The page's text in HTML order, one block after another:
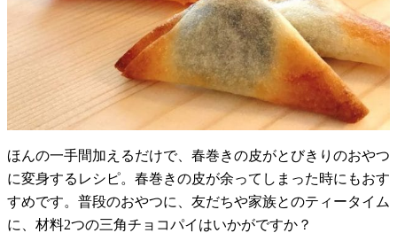
ほんの一手間加えるだけで、春巻きの皮がとびきりのおやつ
に変身するレシピ。春巻きの皮が余ってしまった時にもおす
すめです。普段のおやつに、友だちや家族とのティータイム
に、材料2つの三角チョコパイはいかがですか？